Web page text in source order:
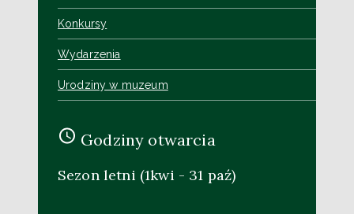
Konkursy
Wydarzenia
Urodziny w muzeum
Godziny otwarcia
Sezon letni (1kwi - 31 paź)